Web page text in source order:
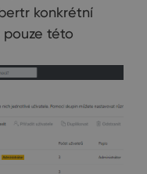
konkrétní
pouze této